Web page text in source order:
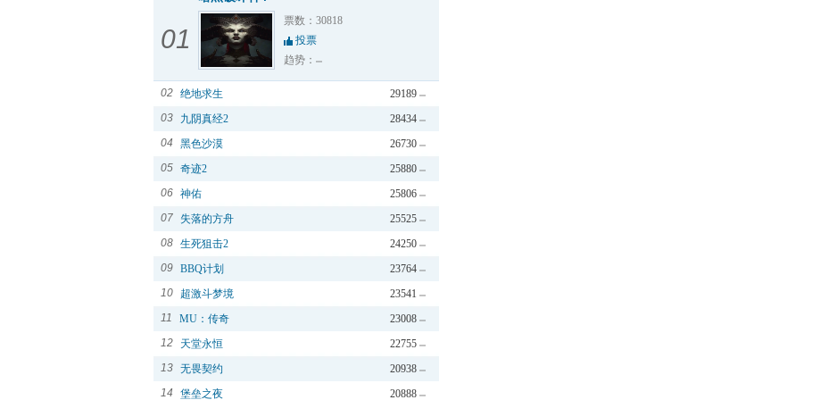
01
票数：30818
投票
趋势：
02 29189
绝地求生
03
28434
九阴真经2
04
26730
黑色沙漠
05
25880
奇迹2
06
25806
神佑
07
25525
失落的方舟
08
24250
生死狙击2
09
23764
BBQ计划
10
23541
超激斗梦境
11
23008
MU：传奇
12
22755
天堂永恒
13
20938
无畏契约
14
20888
堡垒之夜